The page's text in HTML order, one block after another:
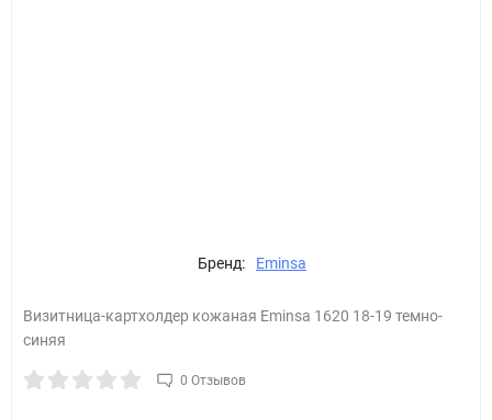
Бренд: Eminsa
Визитница-картхолдер кожаная Eminsa 1620 18-19 темно-
синяя
0 Отзывов